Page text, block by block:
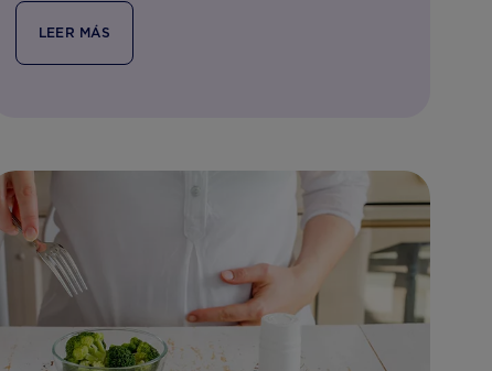
LEER MÁS